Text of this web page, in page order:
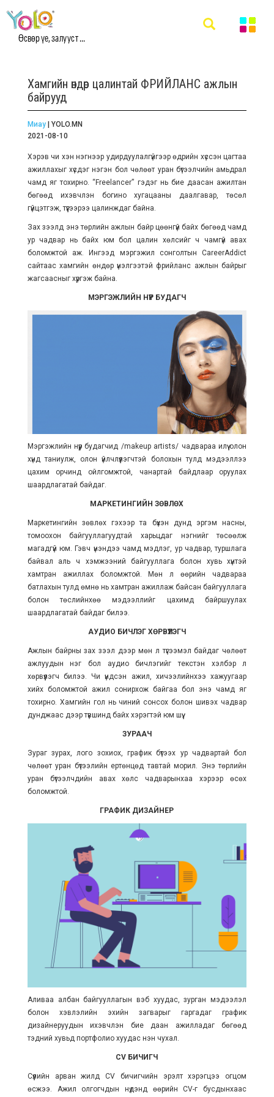
Өсвөр үе, залууст ...
Хамгийн өндөр цалинтай ФРИЙЛАНС ажлын
байрууд
Миау| YOLO.MN
2021-08-10
Хэрэв чи хэн нэгнээр удирдуулалгүйгээр өдрийн хүссэн цагтаа
ажиллахыг хүсдэг нэгэн бол чөлөөт уран бүтээлчийн амьдрал
чамд яг тохирно.“Freelancer” гэдэг нь бие даасан ажилтан
бөгөөд ихэвчлэн богино хугацааны даалгавар, төсөл
гүйцэтгэж, түүгээрээ цалинждаг байна.
Зах зээлд энэ төрлийн ажлын байр цөөнгүй байх бөгөөд чамд
ур чадвар нь байх юм бол цалин хөлсийг ч чамгүй авах
боломжтой аж.
Ингээд мэргэжил сонголтын CareerAddict
сайтаас хамгийн өндөр үнэлгээтэй фрийланс ажлын байрыг
жагсаасныг хүргэж байна.
МЭРГЭЖЛИЙН НҮҮР БУДАГЧ
Мэргэжлийн нүүр будагчид /makeup artists/ чадвараа илүү олон
хүнд таниулж, олон үйлчлүүлэгчтэй болохын тулд мэдээллээ
цахим орчинд ойлгомжтой, чанартай байдлаар оруулах
шаардлагатай байдаг.
МАРКЕТИНГИЙН ЗӨВЛӨХ
Маркетингийн зөвлөх гэхээр та бүхэн дунд эргэм насны,
томоохон байгууллагуудтай харьцдаг нэгнийг төсөөлж
магадгүй юм. Гэвч үнэндээ чамд мэдлэг, ур чадвар, туршлага
байвал аль ч хэмжээний байгууллага болон хувь хүнтэй
хамтран ажиллах боломжтой. Мөн л өөрийн чадвараа
батлахын тулд өмнө нь хамтран ажиллаж байсан байгууллага
болон төслийнхөө мэдээллийг цахимд байршуулах
шаардлагатай байдаг билээ.
АУДИО БИЧЛЭГ ХӨРВҮҮЛЭГЧ
Ажлын байрны зах зээл дээр мөн л түгээмэл байдаг чөлөөт
ажлуудын нэг бол аудио бичлэгийг текстэн хэлбэр лүү
хөрвүүлэгч билээ. Чи үндсэн ажил, хичээлийнхээ хажуугаар
хийх боломжтой ажил сонирхож байгаа бол энэ чамд яг
тохирно. Хамгийн гол нь чиний сонсох болон шивэх чадвар
дунджаас дээр түвшинд байх хэрэгтэй юм шүү.
ЗУРААЧ
Зураг зурах, лого зохиох, график бүтээх ур чадвартай бол
чөлөөт уран бүтээлийн ертөнцөд тавтай морил. Энэ төрлийн
уран бүтээлчдийн авах хөлс чадварынхаа хэрээр өсөх
боломжтой.
ГРАФИК ДИЗАЙНЕР
Аливаа албан байгууллагын вэб хуудас, зурган мэдээлэл
болон хэвлэлийн эхийн загварыг гаргадаг график
дизайнеруудын ихэвчлэн бие даан ажилладаг бөгөөд
тэдний хувьд портфолио хуудас нэн чухал.
CV БИЧИГЧ
Сүүлийн арван жилд CV бичигчийн эрэлт хэрэгцээ огцом
өсжээ. Ажил олгогчдын нүдэнд өөрийн CV-г бусдынхаас